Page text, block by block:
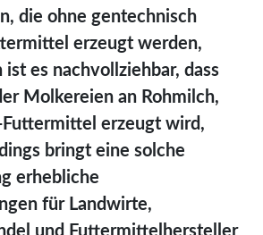
die ohne gentechnisch
erzeugt werden,
es nachvollziehbar, dass
Molkereien an Rohmilch,
erzeugt wird,
bringt eine solche
erhebliche
für Landwirte,
und Futtermittelhersteller